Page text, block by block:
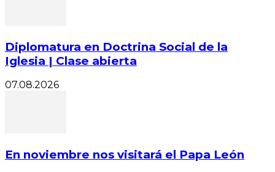
Diplomatura en Doctrina Social de la
Iglesia | Clase abierta
07.08.2026
En noviembre nos visitará el Papa León